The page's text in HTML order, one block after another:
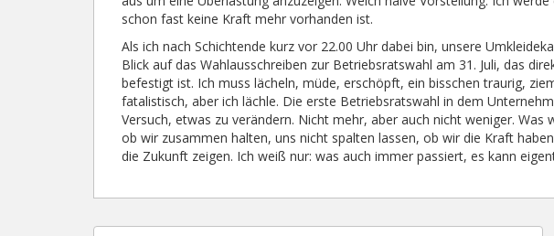
schon fast keine Kraft mehr vorhanden ist.
Als ich nach Schichtende kurz vor 22.00 Uhr dabei bin, unsere
Blick auf das Wahlausschreiben zur Betriebsratswahl am 31. Juli, das
befestigt ist. Ich muss lächeln, müde, erschöpft, ein bisschen traurig,
fatalistisch, aber ich lächle. Die erste Betriebsratswahl in dem
Versuch, etwas zu verändern. Nicht mehr, aber auch nicht weniger. Was
ob wir zusammen halten, uns nicht spalten lassen, ob wir die Kraft
die Zukunft zeigen. Ich weiß nur: was auch immer passiert, es kann